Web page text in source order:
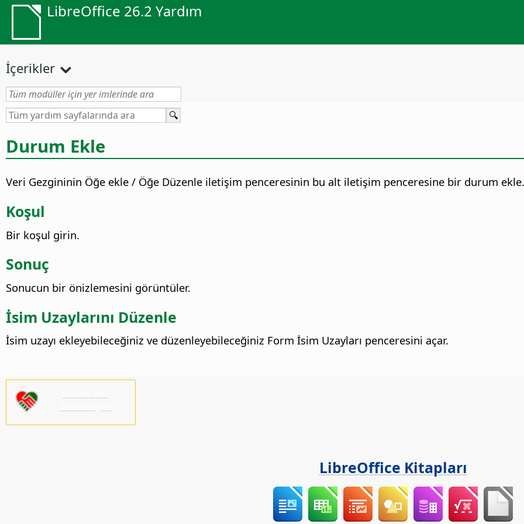
LibreOffice 26.2 Yardım
İçerikler
Durum Ekle
Veri Gezgininin Öğe ekle / Öğe Düzenle iletişim penceresinin bu alt iletişim penceresine bir durum ekle.
Koşul
Bir koşul girin.
Sonuç
Sonucun bir önizlemesini görüntüler.
İsim Uzaylarını Düzenle
İsim uzayı ekleyebileceğiniz ve düzenleyebileceğiniz Form İsim Uzayları penceresini açar.
LibreOffice Kitapları